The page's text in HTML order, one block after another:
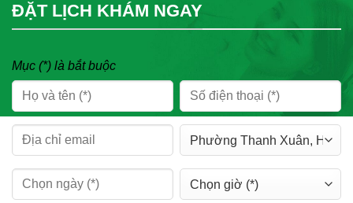
ĐẶT LỊCH KHÁM NGAY
Mục (*) là bắt buộc